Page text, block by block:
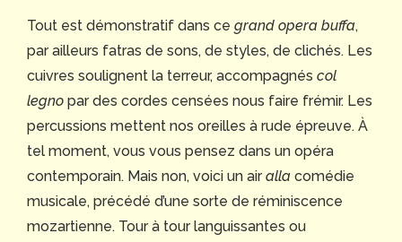
Tout est démonstratif dans ce grand opera buffa,
par ailleurs fatras de sons, de styles, de clichés. Les
cuivres soulignent la terreur, accompagnés col
legno par des cordes censées nous faire frémir. Les
percussions mettent nos oreilles à rude épreuve. À
tel moment, vous vous pensez dans un opéra
contemporain. Mais non, voici un airalla comédie
musicale, précédé d’une sorte de réminiscence
mozartienne. Tour à tour languissantes ou